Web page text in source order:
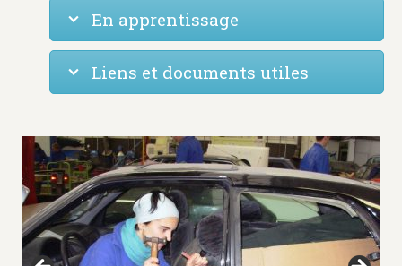
En apprentissage
Liens et documents utiles